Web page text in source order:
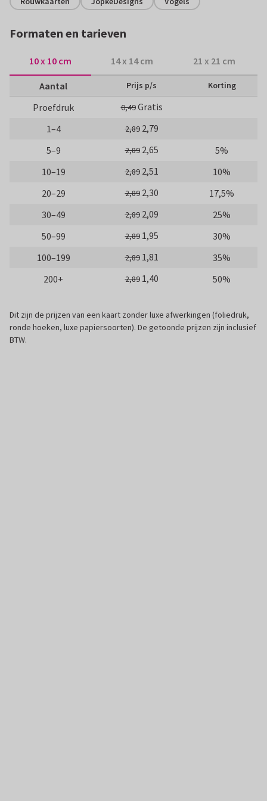
Formaten en tarieven
10 x 10 cm 14 x 14 cm 21 x 21 cm
Aantal Prijs p/s Korting
Proefdruk 0,49Gratis
1–4
2,89 2,79
5–9
2,89 2,65
5%
10–19
2,89 2,51
10%
20–29
2,89 2,30
17,5%
30–49
2,89 2,09
25%
50–99
2,89 1,95
30%
100–199
2,89 1,81
35%
200+
2,89 1,40 50%
Dit zijn de prijzen van een kaart zonder luxe afwerkingen (foliedruk,
ronde hoeken, luxe papiersoorten). De getoonde prijzen zijn inclusief
BTW.